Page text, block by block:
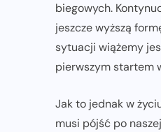
biegowych.
jeszcze wyższą
sytuacji wiążemy
pierwszym startem
Jak to jednak w
musi pójść po